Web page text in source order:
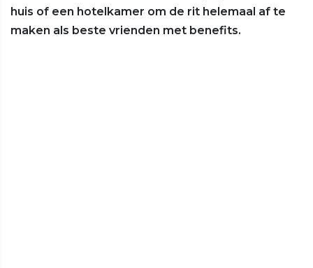
huis of een hotelkamer om de rit helemaal af te
maken als beste vrienden met benefits.